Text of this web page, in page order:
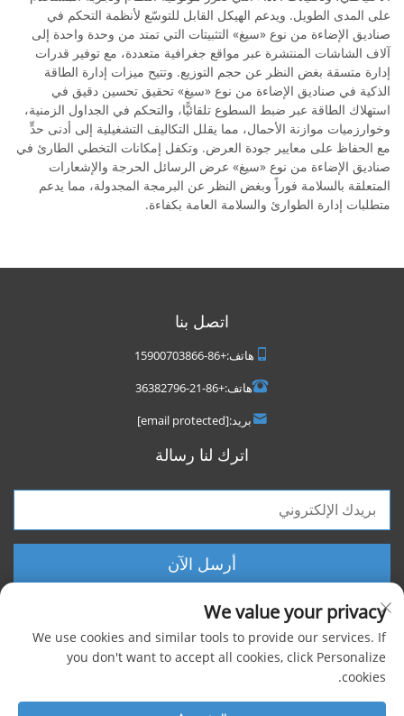
على المدى الطويل. ويدعم الهيكل القابل للتوسّع لأنظمة التحكم في
صناديق الإضاءة من نوع «سيغ» التثبيتات التي تمتد من وحدة واحدة إلى
آلاف الشاشات المنتشرة عبر مواقع جغرافية متعددة، مع توفير قدرات
إدارة متسقة بغض النظر عن حجم التوزيع. وتتيح ميزات إدارة الطاقة
الذكية في صناديق الإضاءة من نوع «سيغ» تحقيق تحسين دقيق في
استهلاك الطاقة عبر ضبط السطوع تلقائيًّا، والتحكم في الجداول الزمنية،
وخوارزميات موازنة الأحمال، مما يقلل التكاليف التشغيلية إلى أدنى حدٍّ
مع الحفاظ على معايير جودة العرض. وتكفل إمكانات التخطي الطارئ في
صناديق الإضاءة من نوع «سيغ» عرض الرسائل الحرجة والإشعارات
المتعلقة بالسلامة فوراً وبغض النظر عن البرمجة المجدولة، مما يدعم
متطلبات إدارة الطوارئ والسلامة العامة بكفاءة.
اتصل بنا
هاتف:+86-15900703866
هاتف:+86-21-36382796
بريد:[email protected]
اترك لنا رسالة
أرسل الآن
We value your privacy
We use cookies and similar tools to provide our services. If
you don't want to accept all cookies, click Personalize
cookies.